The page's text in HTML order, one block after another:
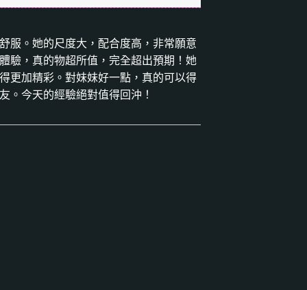
服。她的尺度大，配合度高，非常願意
驗，真的物超所值，完全超出預期！她
更加精彩。對妹妹好一點，真的可以得
。今天的經驗絕對值得回沖！